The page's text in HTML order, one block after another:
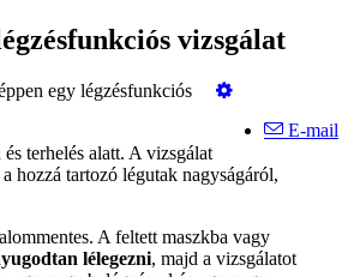
vizsgálat
E-mail
egy légzésfunkciós
terhelés alatt. A vizsgálat
hozzá tartozó légutak nagyságáról,
A feltett maszkba vagy
lélegezni, majd a vizsgálatot